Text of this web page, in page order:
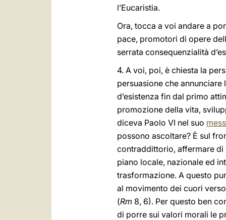
l’Eucaristia.
Ora, tocca a voi andare a
pace, promotori di opere
serrata consequenzialità
4. A voi, poi, è chiesta la
persuasione che
d’esistenza fin dal primo
promozione della vita,
diceva Paolo VI nel suo
possono ascoltare? È sul
contraddittorio, affermare di
piano locale, nazionale ed
trasformazione. A questo
al movimento dei cuori
(Rm 8, 6). Per questo ben
di porre sui valori morali le